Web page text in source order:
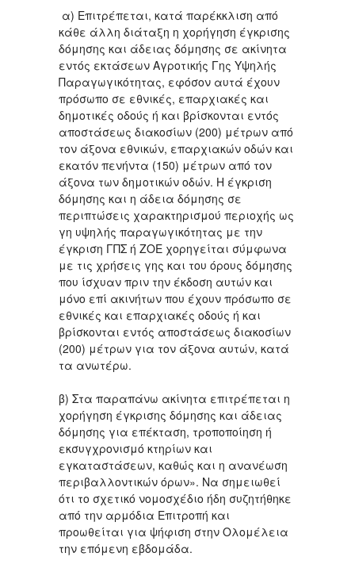
α) Επιτρέπεται, κατά παρέκκλιση από
κάθε άλλη διάταξη η χορήγηση έγκρισης
δόμησης και άδειας δόμησης σε ακίνητα
εντός εκτάσεων Αγροτικής Γης Υψηλής
Παραγωγικότητας, εφόσον αυτά έχουν
πρόσωπο σε εθνικές, επαρχιακές και
δημοτικές οδούς ή και βρίσκονται εντός
αποστάσεως διακοσίων (200) μέτρων από
τον άξονα εθνικών, επαρχιακών οδών και
εκατόν πενήντα (150) μέτρων από τον
άξονα των δημοτικών οδών. Η έγκριση
δόμησης και η άδεια δόμησης σε
περιπτώσεις χαρακτηρισμού περιοχής ως
γη υψηλής παραγωγικότητας με την
έγκριση ΓΠΣ ή ΖΟΕ χορηγείται σύμφωνα
με τις χρήσεις γης και του όρους δόμησης
που ίσχυαν πριν την έκδοση αυτών και
μόνο επί ακινήτων που έχουν πρόσωπο σε
εθνικές και επαρχιακές οδούς ή και
βρίσκονται εντός αποστάσεως διακοσίων
(200) μέτρων για τον άξονα αυτών, κατά
τα ανωτέρω.
β) Στα παραπάνω ακίνητα επιτρέπεται η
χορήγηση έγκρισης δόμησης και άδειας
δόμησης για επέκταση, τροποποίηση ή
εκσυγχρονισμό κτηρίων και
εγκαταστάσεων, καθώς και η ανανέωση
περιβαλλοντικών όρων». Να σημειωθεί
ότι το σχετικό νομοσχέδιο ήδη συζητήθηκε
από την αρμόδια Επιτροπή και
προωθείται για ψήφιση στην Ολομέλεια
την επόμενη εβδομάδα.